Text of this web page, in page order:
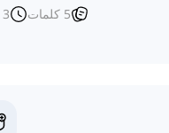
5 كلمات 3